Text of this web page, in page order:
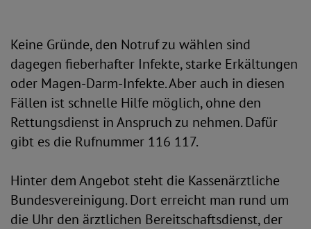
Keine Gründe, den Notruf zu wählen sind
dagegen fieberhafter Infekte, starke Erkältungen
oder Magen-Darm-Infekte. Aber auch in diesen
Fällen ist schnelle Hilfe möglich, ohne den
Rettungsdienst in Anspruch zu nehmen. Dafür
gibt es die Rufnummer 116 117.
Hinter dem Angebot steht die Kassenärztliche
Bundesvereinigung. Dort erreicht man rund um
die Uhr den ärztlichen Bereitschaftsdienst, der